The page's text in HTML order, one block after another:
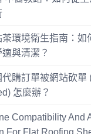
茶環境衛生指南：如
與清潔？
購訂單被網站砍單
怎麼辦？
Compatibility And
For Flat Roofing